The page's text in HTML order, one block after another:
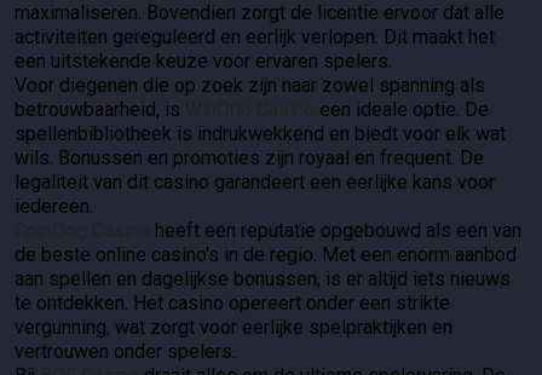
maximaliseren. Bovendien zorgt de licentie ervoor dat alle
activiteiten gereguleerd en eerlijk verlopen. Dit maakt het
een uitstekende keuze voor ervaren spelers.
Voor diegenen die op zoek zijn naar zowel spanning als
betrouwbaarheid, is
een ideale optie. De
spellenbibliotheek is indrukwekkend en biedt voor elk wat
wils. Bonussen en promoties zijn royaal en frequent. De
legaliteit van dit casino garandeert een eerlijke kans voor
iedereen.
heeft een reputatie opgebouwd als een van
de beste online casino's in de regio. Met een enorm aanbod
aan spellen en dagelijkse bonussen, is er altijd iets nieuws
te ontdekken. Het casino opereert onder een strikte
vergunning, wat zorgt voor eerlijke spelpraktijken en
vertrouwen onder spelers.